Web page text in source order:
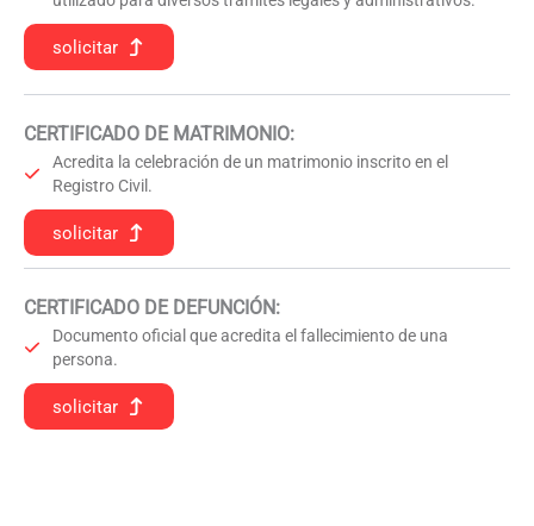
solicitar
CERTIFICADO DE MATRIMONIO:
Acredita la celebración de un matrimonio inscrito en el
Registro Civil.
solicitar
CERTIFICADO DE DEFUNCIÓN:
Documento oficial que acredita el fallecimiento de una
persona.
solicitar